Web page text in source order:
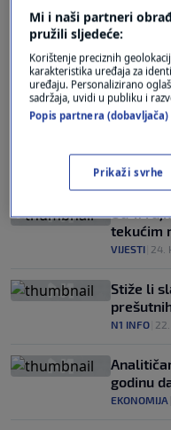
Od 1.
tekućim
VIJESTI 24.
Stiže li
N1 INFO
godinu
EKONOMIJA
Mi i naši partneri
pružili sljedeće:
Korištenje preciznih
karakteristika uređaja za
uređaju. Personalizirano
sadržaja, uvidi u publiku i
Popis partnera (dobavljača)
Prikaži svrhe